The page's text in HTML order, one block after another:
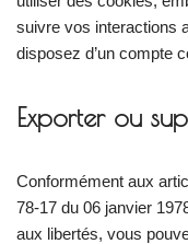
suivre vos interactions
disposez d’un compte
Exporter ou
Conformément aux
78-17 du 06 janvier
aux libertés, vous